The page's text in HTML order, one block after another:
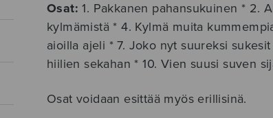
Osat: 1. Pakkanen pahansukuinen * 2.
kylmämistä * 4. Kylmä muita
aioilla ajeli * 7. Joko nyt suureksi
hiilien sekahan * 10. Vien suusi suven
Osat voidaan esittää myös erillisinä.